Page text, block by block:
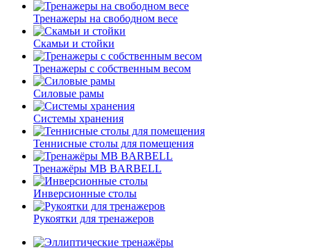
Тренажеры на свободном весе
Скамьи и стойки
Тренажеры с собственным весом
Силовые рамы
Системы хранения
Теннисные столы для помещения
Тренажёры MB BARBELL
Инверсионные столы
Рукоятки для тренажеров